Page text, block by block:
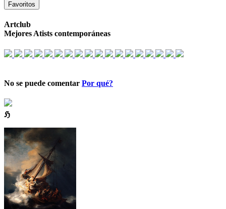
Favoritos
Artclub
Mejores Atists contemporáneas
No se puede comentar Por qué?
ℌ